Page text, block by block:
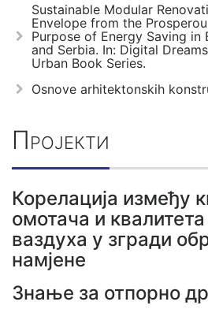
Sustainable Modular
Envelope from the
Purpose of Energy Saving in
and Serbia. In: Digital
Urban Book Series.
Osnove arhitektonskih
Пројекти
Корелација између
омотача и
ваздуха у згради
намјене
Знање за отпорно